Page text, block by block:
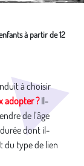
à partir de 12
à choisir
adopter ?Il-
de l’âge
dont il-
du type de lien